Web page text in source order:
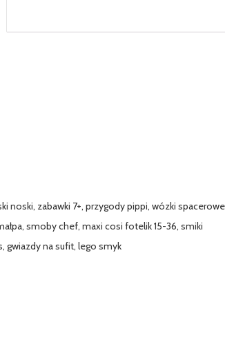
noski, zabawki 7+, przygody pippi, wózki spacerowe
smoby chef, maxi cosi fotelik 15-36, smiki
gwiazdy na sufit, lego smyk